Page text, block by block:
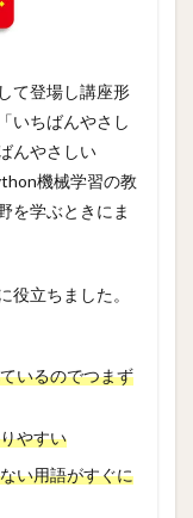
て登場し講座形
いちばんやさし
んやさしい
機械学習の教
を学ぶときにま
役立ちました。
いるのでつまず
やすい
い用語がすぐに